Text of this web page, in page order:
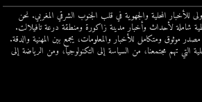
للأخبار المحلية والجهوية في قلب الجنوب الشرقي المغربي. نحن
شاملة لأحداث وأخبار مدينة زاكورة ومنطقة درعة تافيلالت.
موثوق ومتكامل للأخبار والمعلومات، يجمع بين المهنية والدقة.
التي تهم مجتمعنا، من السياسة إلى التكنولوجيا، ومن الرياضة إلى